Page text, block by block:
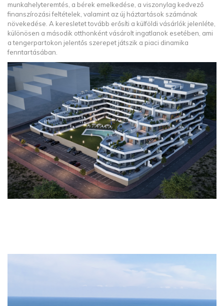
munkahelyteremtés, a bérek emelkedése, a viszonylag kedvező
finanszírozási feltételek, valamint az új háztartások számának
növekedése. A keresletet tovább erősíti a külföldi vásárlók jelenléte,
különösen a második otthonként vásárolt ingatlanok esetében, ami
a tengerpartokon jelentős szerepet játszik a piaci dinamika
fenntartásában.